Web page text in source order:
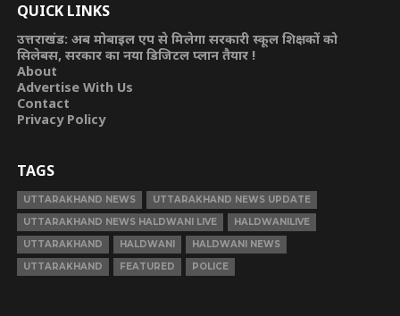
QUICK LINKS
उत्तराखंड: अब मोबाइल एप से मिलेगा सरकारी स्कूल शिक्षकों को
सिलेबस, सरकार का नया डिजिटल प्लान तैयार !
About
Advertise With Us
Contact
Privacy Policy
TAGS
UTTARAKHAND NEWS
UTTARAKHAND NEWS UPDATE
UTTARAKHAND NEWS HALDWANI LIVE
HALDWANILIVE
UTTARAKHAND
HALDWANI
HALDWANI NEWS
UTTARAKHAND
FEATURED POLICE